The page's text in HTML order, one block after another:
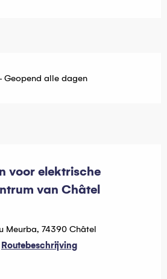
Geopend alle dagen
voor elektrische
van Châtel
Meurba, 74390 Châtel
Routebeschrijving